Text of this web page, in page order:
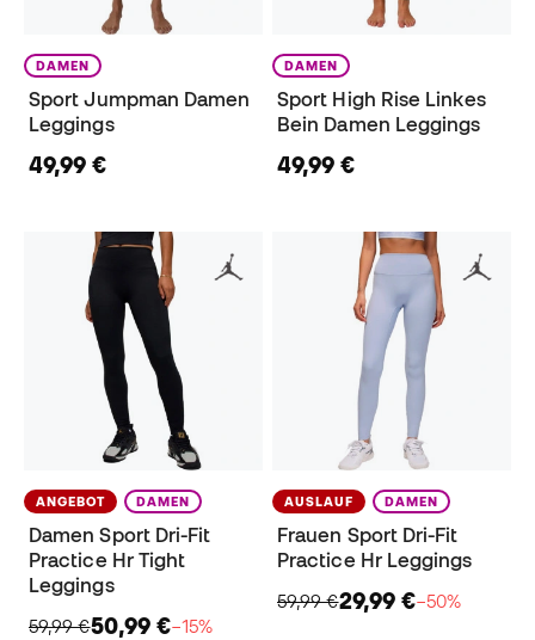
DAMEN
Sport Jumpman Damen
Leggings
49,99 €
DAMEN
Sport High Rise Linkes
Bein Damen Leggings
49,99 €
ANGEBOT DAMEN
Damen Sport Dri-Fit
Practice Hr Tight
Leggings
59,99 €50,99 €−15%
AUSLAUF DAMEN
Frauen Sport Dri-Fit
Practice Hr Leggings
59,99 €29,99 €−50%